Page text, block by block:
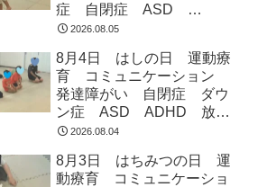
症 自閉症 ASD
ADHD 児童発達支援 放
市 つくばみらい市 坂東
市 守谷市
2026.08.05
8月4日 はしの日 運動療
育 コミュニケーション
発達障がい 自閉症 ダウ
ン症 ASD ADHD 放課
後等デイサービス 児童発
らい市 坂東市 守谷市
2026.08.04
8月3日 はちみつの日 運
動療育 コミュニケーショ